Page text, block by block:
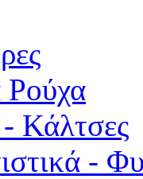
Ρούχα
Κάλτσες
-